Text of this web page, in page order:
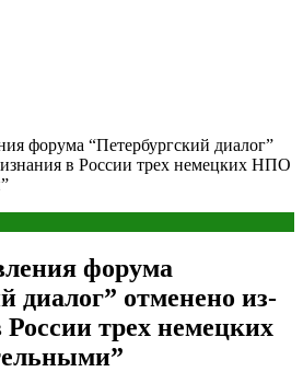
форума “Петербургский диалог”
в России трех немецких НПО
форума
диалог” отменено из-
России трех немецких